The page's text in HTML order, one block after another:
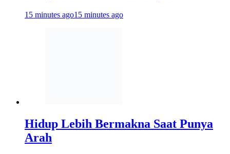
15 minutes ago15 minutes ago
Hidup Lebih Bermakna Saat Punya
Arah